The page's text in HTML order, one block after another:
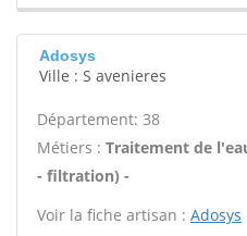
Adosys
Ville : S avenieres
Département: 38
Métiers : Traitement de
- filtration) -
Voir la fiche artisan : Adosys